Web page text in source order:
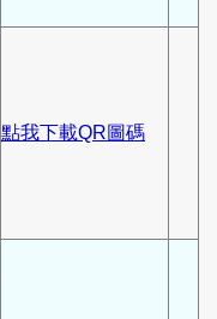
點我下載QR圖碼